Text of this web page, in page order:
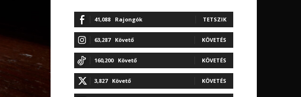
41,088 Rajongók TETSZIK
63,287 Követő KÖVETÉS
160,200 Követő KÖVETÉS
3,827 Követő KÖVETÉS